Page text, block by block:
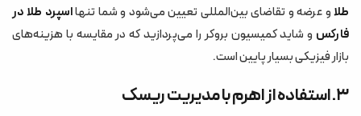
طلاو عرضه و تقاضای بین‌المللی تعیین می‌شود و شما تنهااسپرد طلا در
فارکس و شاید کمیسیون بروکر را می‌پردازید که در مقایسه با هزینه‌های
بازار فیزیکی بسیار پایین است.
۳. استفاده از اهرم با مدیریت ریسک